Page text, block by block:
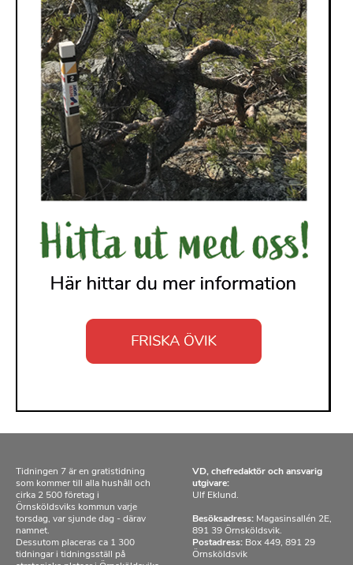
Tidningen 7 är en gratistidning
som kommer till alla hushåll och
cirka 2 500 företag i
Örnsköldsviks kommun varje
torsdag, var sjunde dag - därav
namnet.
Dessutom placeras ca 1 300
tidningar i tidningsställ på
VD, chefredaktör och ansvarig
utgivare:
Ulf Eklund.
Besöksadress: Magasinsallén 2E,
891 39 Örnsköldsvik.
Postadress: Box 449, 891 29
Örnsköldsvik